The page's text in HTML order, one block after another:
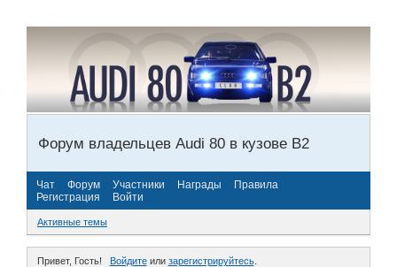
Форум владельцев Audi 80 в кузове В2
Чат Форум Участники Награды
Правила
Регистрация
Войти
Активные темы
Привет, Гость! Войдитеили зарегистрируйтесь.